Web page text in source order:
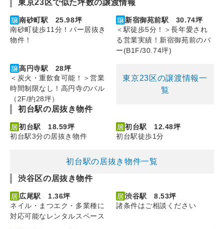
東京23区で似た坪数の譲渡情報
南砂町駅 25.98坪
南砂町徒歩11分！バー居抜き
物件！
新宿御苑前駅 30.74坪
＜駅徒歩5分！＞長年愛され
る営業実績！新宿御苑前のバ
ー(B1F/30.74坪)
高円寺駅 28坪
＜炭火・重飲食可能！＞営業
時間制限なし！高円寺のバル
（2F/約28坪）
東京23区の譲渡情報一
覧
初台駅の居抜き物件
初台駅 18.59坪
初台駅3分の居抜き物件
初台駅 12.48坪
初台駅徒歩1分
初台駅の居抜き物件一覧
渋谷区の居抜き物件
広尾駅 1.36坪
ネイル・まつエク・多業種に
対応可能なレンタルスペース
渋谷駅 8.53坪
諸条件はご相談ください